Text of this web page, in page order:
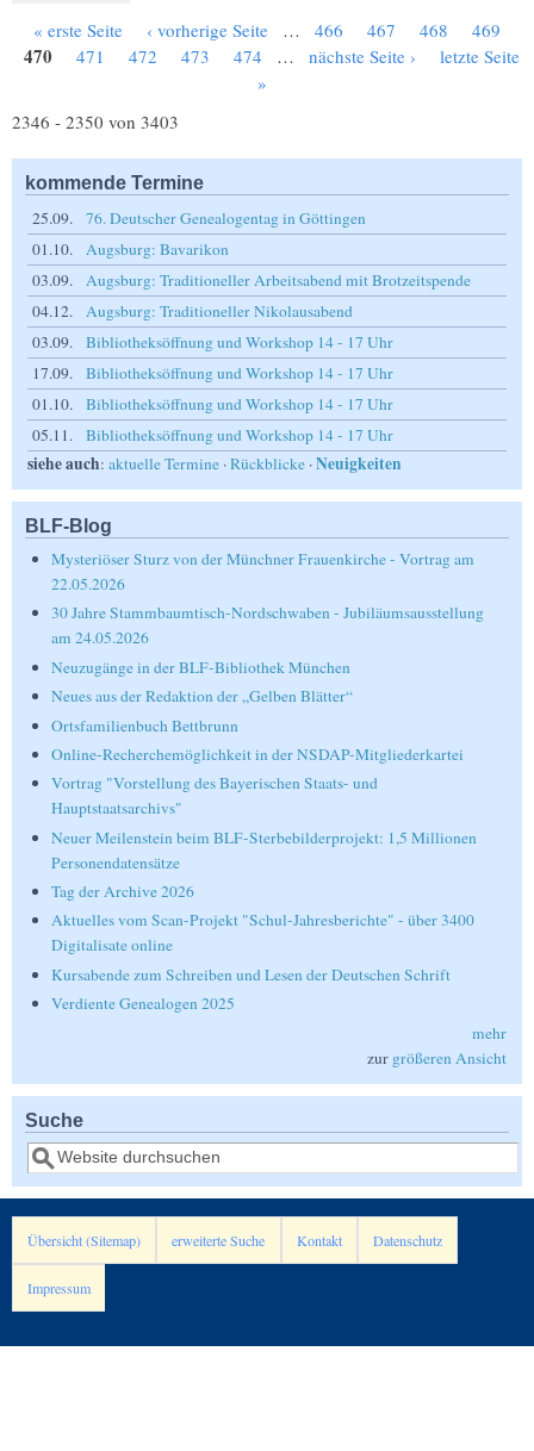
Seiten
« erste Seite ‹ vorherige Seite … 466 467 468 469
470 471 472 473 474 … nächste Seite ›
letzte Seite
»
2346 - 2350 von 3403
kommende Termine
25.09.
76. Deutscher Genealogentag in Göttingen
01.10.
Augsburg: Bavarikon
03.09.
Augsburg: Traditioneller Arbeitsabend mit Brotzeitspende
04.12.
Augsburg: Traditioneller Nikolausabend
03.09.
Bibliotheksöffnung und Workshop 14 - 17 Uhr
17.09.
Bibliotheksöffnung und Workshop 14 - 17 Uhr
01.10.
Bibliotheksöffnung und Workshop 14 - 17 Uhr
05.11.
Bibliotheksöffnung und Workshop 14 - 17 Uhr
siehe auch: aktuelle Termine ·Rückblicke ·Neuigkeiten
BLF-Blog
Mysteriöser Sturz von der Münchner Frauenkirche - Vortrag am
22.05.2026
30 Jahre Stammbaumtisch-Nordschwaben - Jubiläumsausstellung
am 24.05.2026
Neuzugänge in der BLF-Bibliothek München
Neues aus der Redaktion der „Gelben Blätter“
Ortsfamilienbuch Bettbrunn
Online-Recherchemöglichkeit in der NSDAP-Mitgliederkartei
Vortrag "Vorstellung des Bayerischen Staats- und
Hauptstaatsarchivs"
Neuer Meilenstein beim BLF-Sterbebilderprojekt: 1,5 Millionen
Personendatensätze
Tag der Archive 2026
Aktuelles vom Scan-Projekt "Schul-Jahresberichte" - über 3400
Digitalisate online
Kursabende zum Schreiben und Lesen der Deutschen Schrift
Verdiente Genealogen 2025
mehr
zur größeren Ansicht
Suche
Suche
Übersicht (Sitemap) erweiterte Suche Kontakt Datenschutz
Impressum